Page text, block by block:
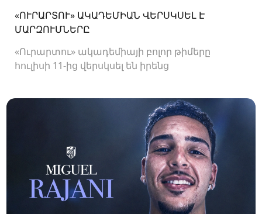
«ՈՒՐԱՐՏՈՒ» ԱԿԱԴԵՄԻԱՆ ՎԵՐՍԿՍԵԼ Է
ՄԱՐԶՈՒՄՆԵՐԸ
«Ուրարտու» ակադեմիայի բոլոր թիմերը
հուլիսի 11-ից վերսկսել են իրենց